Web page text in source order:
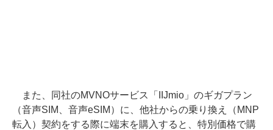
また、同社のMVNOサービス「IIJmio」のギガプラン
（音声SIM、音声eSIM）に、他社からの乗り換え（MNP
転入）契約をする際に端末を購入すると、特別価格で購